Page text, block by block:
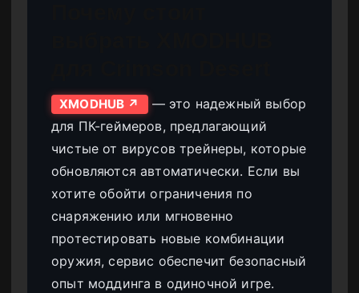
XMODHUB ↗
— это надежный выбор
для ПК-геймеров, предлагающий
чистые от вирусов трейнеры, которые
обновляются автоматически. Если вы
хотите обойти ограничения по
снаряжению или мгновенно
протестировать новые комбинации
оружия, сервис обеспечит безопасный
опыт моддинга в одиночной игре.